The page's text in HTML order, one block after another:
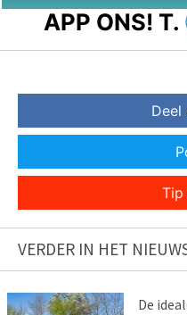
APP ONS! T.
Deel
Tip
VERDER IN HET
De